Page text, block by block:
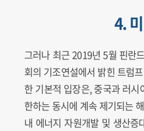
4.
그러나 최근 2019년 5월 핀란
회의 기조연설에서 밝힌 트럼
한 기본적 입장은, 중국과 러
한하는 동시에 계속 제기되는
내 에너지 자원개발 및 생산증